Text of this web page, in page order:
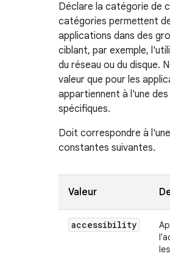
Déclare la catégorie de
catégories permettent
applications dans des
ciblant, par exemple,
du réseau ou du disque.
valeur que pour les
appartiennent à l'une
spécifiques.
Doit correspondre à
constantes suivantes.
Valeur
accessibility